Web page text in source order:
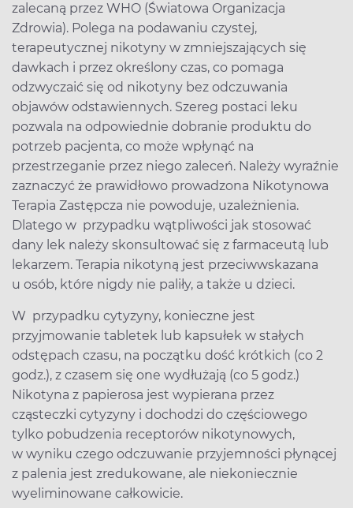
zalecaną przez WHO (Światowa Organizacja
Zdrowia). Polega na podawaniu czystej,
terapeutycznej nikotyny w zmniejszających się
dawkach i przez określony czas, co pomaga
odzwyczaić się od nikotyny bez odczuwania
objawów odstawiennych. Szereg postaci leku
pozwala na odpowiednie dobranie produktu do
potrzeb pacjenta, co może wpłynąć na
przestrzeganie przez niego zaleceń. Należy wyraźnie
zaznaczyć że prawidłowo prowadzona Nikotynowa
Terapia Zastępcza nie powoduje, uzależnienia.
Dlatego w przypadku wątpliwości jak stosować
dany lek należy skonsultować się z farmaceutą lub
lekarzem. Terapia nikotyną jest przeciwwskazana
u osób, które nigdy nie paliły, a także u dzieci.
W przypadku cytyzyny, konieczne jest
przyjmowanie tabletek lub kapsułek w stałych
odstępach czasu, na początku dość krótkich (co 2
godz.), z czasem się one wydłużają (co 5 godz.)
Nikotyna z papierosa jest wypierana przez
cząsteczki cytyzyny i dochodzi do częściowego
tylko pobudzenia receptorów nikotynowych,
w wyniku czego odczuwanie przyjemności płynącej
z palenia jest zredukowane, ale niekoniecznie
wyeliminowane całkowicie.